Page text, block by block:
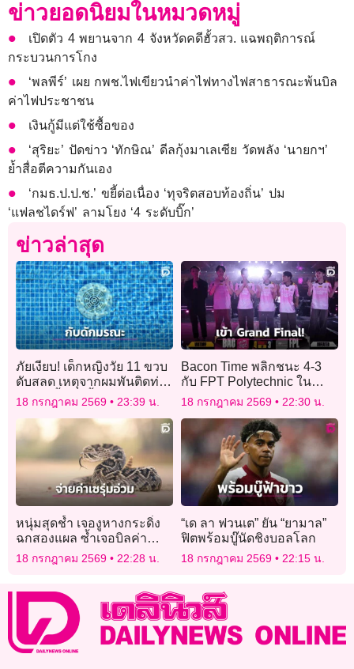
ข่าวยอดนิยมในหมวดหมู่
เปิดตัว 4 พยานจาก 4 จังหวัดคดีฮั้วสว. แฉพฤติการณ์
กระบวนการโกง
‘พลพีร์’ เผย กพช.ไฟเขียวนำค่าไฟทางไฟสาธารณะพ้นบิล
ค่าไฟประชาชน
เงินกู้มีแต่ใช้ซื้อของ
‘สุริยะ’ ปัดข่าว ‘ทักษิณ’ ดีลกุ้งมาเลเซีย วัดพลัง ‘นายกฯ’
ย้ำสื่อตีความกันเอง
‘กมธ.ป.ป.ช.’ ขยี้ต่อเนื่อง ‘ทุจริตสอบท้องถิ่น’ ปม
‘แฟลชไดร์ฟ’ ลามโยง ‘4 ระดับบิ๊ก’
ข่าวล่าสุด
ภัยเงียบ! เด็กหญิงวัย 11 ขวบ
ดับสลด เหตุจากผมพันติดท่อ
ระบายน้ำจนขึ้นจากก้นสระ
18 กรกฎาคม 2569 23:39 น.
Bacon Time พลิกชนะ 4-3
กับ FPT Polytechnic ใน
APL 2026!
18 กรกฎาคม 2569 22:30 น.
หนุ่มสุดช้ำ เจองูหางกระดิ่ง
ฉกสองแผล ซ้ำเจอบิลค่า
รักษาอ่วม 1.3 ล้านดอลลาร์
18 กรกฎาคม 2569 22:28 น.
“เด ลา ฟวนเต” ยัน “ยามาล”
ฟิตพร้อมบู๊นัดชิงบอลโลก
18 กรกฎาคม 2569 22:15 น.